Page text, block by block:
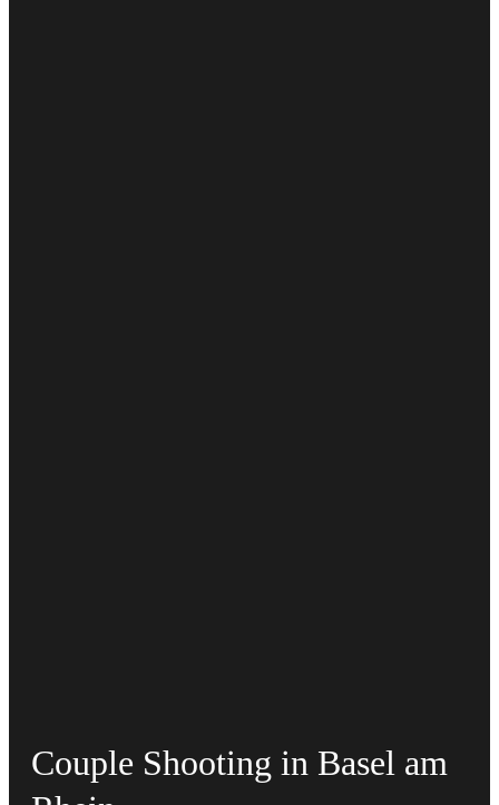
Couple Shooting in Basel am